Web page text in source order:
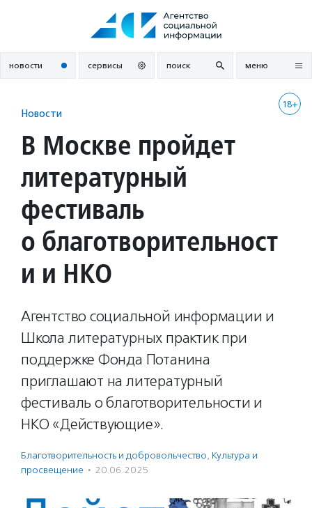
новости сервисы поиск меню
18+
Новости
В Москве пройдет
литературный
фестиваль
о благотворительност
и и НКО
Агентство социальной информации и
Школа литературных практик при
поддержке Фонда Потанина
приглашают на литературный
фестиваль о благотворительности и
НКО «Действующие».
Благотвори­тель­ность и доброволь­чест­во, Культура и
просвещение · 20.06.2025